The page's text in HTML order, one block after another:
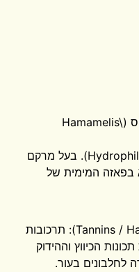
*חלק הצמח הממוצה: עלי הממליס (Hamamelis\
*מסיסות ומראה: מסיס במים (Hydrophilic). בעל מרקם
בפאזה המימית של
*טנינים מרוכזים (Tannins / Hamamelitannin): תרכובות
הכיווץ וההידוק
בעור.